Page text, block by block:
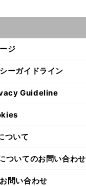
ジ
ーガイドライン
Guideline
ついて
いてのお問い合わせ
問い合わせ